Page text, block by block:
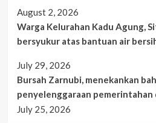
August 2, 2026
Warga Kelurahan Kadu Agung,
bersyukur atas bantuan air
July 29, 2026
Bursah Zarnubi, menekankan
penyelenggaraan pemerintahan
July 25, 2026